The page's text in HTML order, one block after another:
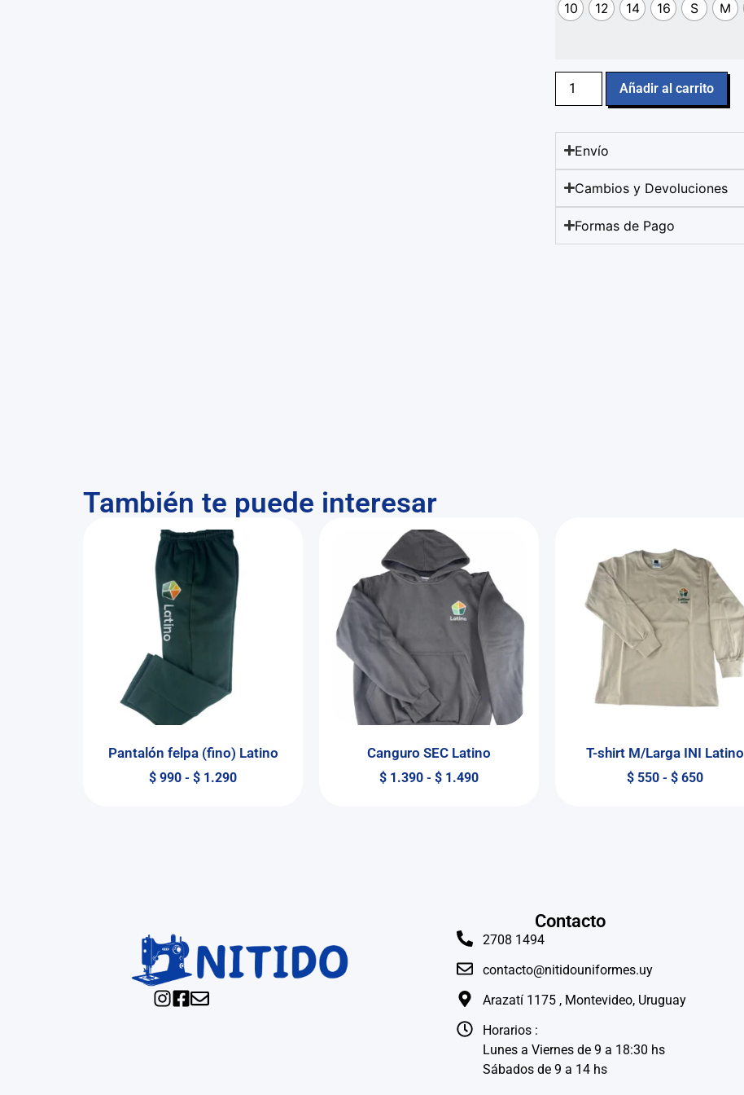
10 12 14 16 S M
Añadir al carrito
Envío
Cambios y Devoluciones
Formas de Pago
También te puede interesar
Pantalón felpa (fino) Latino
$ 990 - $ 1.290
Canguro SEC Latino
$ 1.390 - $ 1.490
T-shirt M/Larga INI Latino
$ 550 - $ 650
Contacto
2708 1494
contacto@nitidouniformes.uy
Arazatí 1175 , Montevideo, Uruguay
Horarios :
Lunes a Viernes de 9 a 18:30 hs
Sábados de 9 a 14 hs